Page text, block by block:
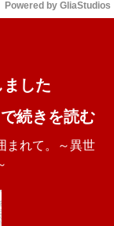
Powered by GliaStudios
した
続きを読む
まれて。～異世